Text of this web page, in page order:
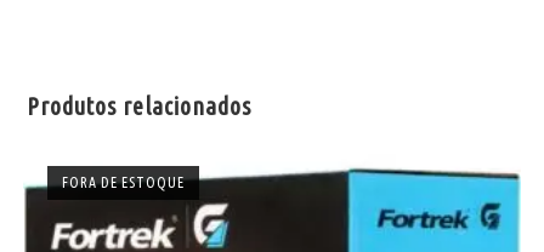
Produtos relacionados
FORA DE ESTOQUE